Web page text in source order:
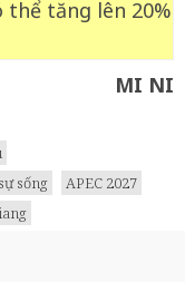
thể tăng lên 20%
MI NI
sự sống
APEC 2027